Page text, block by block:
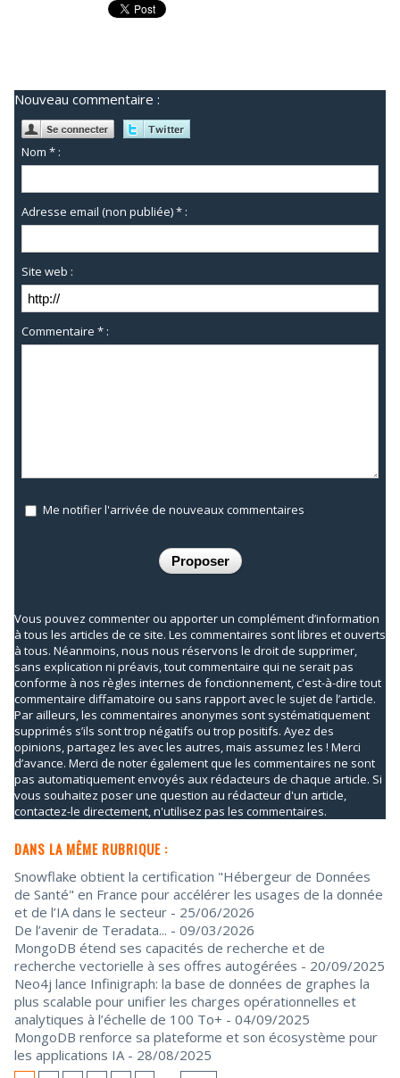
Nouveau commentaire :
Nom * :
Adresse email (non publiée) * :
Site web :
Commentaire * :
Me notifier l'arrivée de nouveaux commentaires
Vous pouvez commenter ou apporter un complément d’information
à tous les articles de ce site. Les commentaires sont libres et ouverts
à tous. Néanmoins, nous nous réservons le droit de supprimer,
sans explication ni préavis, tout commentaire qui ne serait pas
conforme à nos règles internes de fonctionnement, c'est-à-dire tout
commentaire diffamatoire ou sans rapport avec le sujet de l’article.
Par ailleurs, les commentaires anonymes sont systématiquement
supprimés s’ils sont trop négatifs ou trop positifs. Ayez des
opinions, partagez les avec les autres, mais assumez les ! Merci
d’avance. Merci de noter également que les commentaires ne sont
pas automatiquement envoyés aux rédacteurs de chaque article. Si
vous souhaitez poser une question au rédacteur d'un article,
contactez-le directement, n'utilisez pas les commentaires.
DANS LA MÊME RUBRIQUE :
Snowflake obtient la certification "Hébergeur de Données
de Santé" en France pour accélérer les usages de la donnée
et de l’IA dans le secteur - 25/06/2026
De l’avenir de Teradata... - 09/03/2026
MongoDB étend ses capacités de recherche et de
recherche vectorielle à ses offres autogérées - 20/09/2025
Neo4j lance Infinigraph: la base de données de graphes la
plus scalable pour unifier les charges opérationnelles et
analytiques à l’échelle de 100 To+ - 04/09/2025
MongoDB renforce sa plateforme et son écosystème pour
les applications IA - 28/08/2025